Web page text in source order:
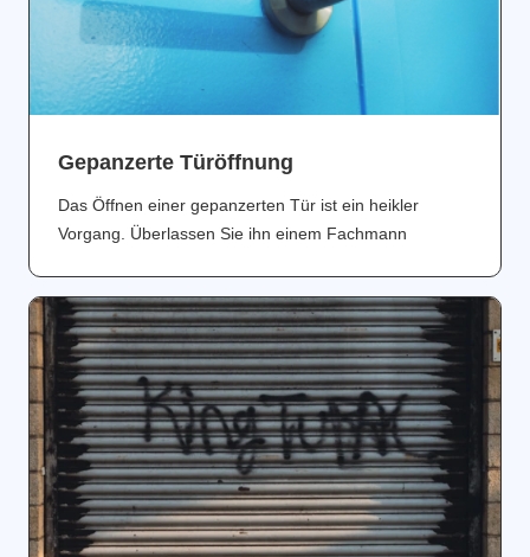
Gepanzerte Türöffnung
Das Öffnen einer gepanzerten Tür ist ein heikler
Vorgang. Überlassen Sie ihn einem Fachmann